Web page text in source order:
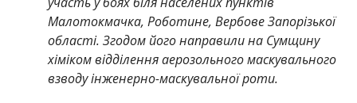
Малотокмачка, Роботине, Вербове Запорізької
області. Згодом його направили на Сумщину
хіміком відділення аерозольного маскувального
взводу інженерно-маскувальної роти.